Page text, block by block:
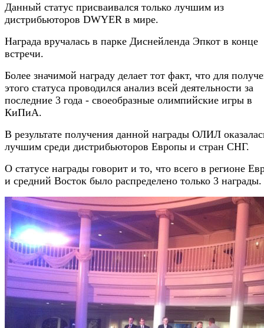
Данный статус присваивался только лучшим из
дистрибьюторов DWYER в мире.
Награда вручалась в парке Диснейленда Эпкот в конце
встречи.
Более значимой награду делает тот факт, что для
этого статуса проводился анализ всей деятельности за
последние 3 года - своеобразные олимпийские игры в
КиПиА.
В результате получения данной награды ОЛИЛ
лучшим среди дистрибьюторов Европы и стран СНГ.
О статусе награды говорит и то, что всего в регионе
и средний Восток было распределено только 3 награды.